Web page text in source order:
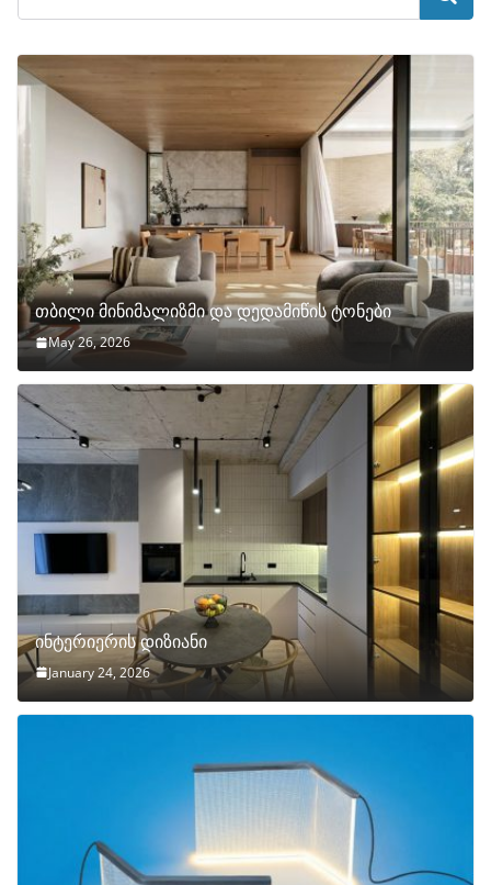
თბილი მინიმალიზმი და დედამიწის ტონები
May 26, 2026
ინტერიერის დიზიანი
January 24, 2026